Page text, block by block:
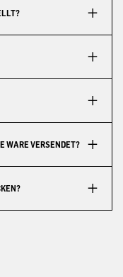
WARE VERSENDET?